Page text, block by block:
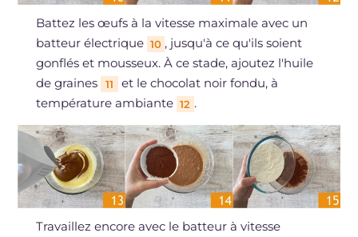
Battez les œufs à la vitesse maximale avec un
batteur électrique 10 , jusqu'à ce qu'ils soient
gonflés et mousseux. À ce stade, ajoutez l'huile
de graines
11
et le chocolat noir fondu, à
température ambiante 12 .
Travaillez encore avec le batteur à vitesse